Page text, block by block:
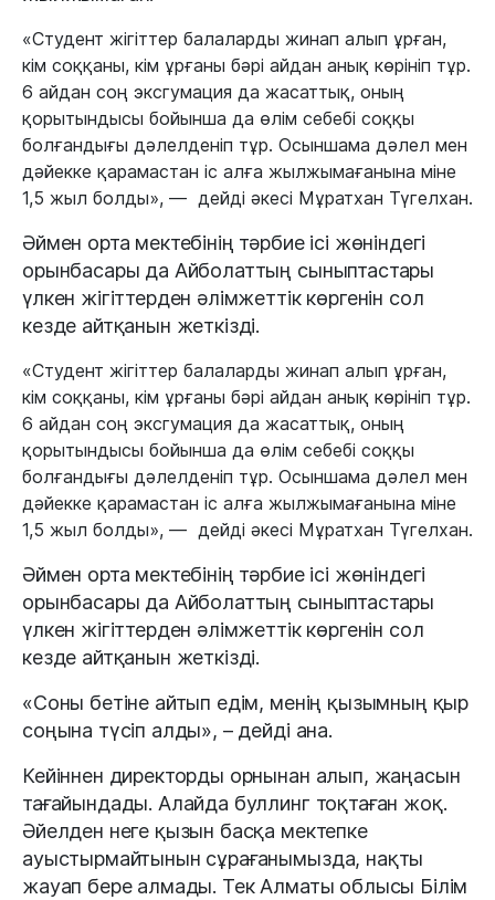
«Студент жігіттер балаларды жинап алып ұрған,
кім соққаны, кім ұрғаны бәрі айдан анық көрініп тұр.
6 айдан соң эксгумация да жасаттық, оның
қорытындысы бойынша да өлім себебі соққы
болғандығы дәлелденіп тұр. Осыншама дәлел мен
дәйекке қарамастан іс алға жылжымағанына міне
1,5 жыл болды», — дейді әкесі Мұратхан Түгелхан.
Әймен орта мектебінің тәрбие ісі жөніндегі
орынбасары да Айболаттың сыныптастары
үлкен жігіттерден әлімжеттік көргенін сол
кезде айтқанын жеткізді.
«Студент жігіттер балаларды жинап алып ұрған,
кім соққаны, кім ұрғаны бәрі айдан анық көрініп тұр.
6 айдан соң эксгумация да жасаттық, оның
қорытындысы бойынша да өлім себебі соққы
болғандығы дәлелденіп тұр. Осыншама дәлел мен
дәйекке қарамастан іс алға жылжымағанына міне
1,5 жыл болды», — дейді әкесі Мұратхан Түгелхан.
Әймен орта мектебінің тәрбие ісі жөніндегі
орынбасары да Айболаттың сыныптастары
үлкен жігіттерден әлімжеттік көргенін сол
кезде айтқанын жеткізді.
«Соны бетіне айтып едім, менің қызымның қыр
соңына түсіп алды», – дейді ана.
Кейіннен директорды орнынан алып, жаңасын
тағайындады. Алайда буллинг тоқтаған жоқ.
Әйелден неге қызын басқа мектепке
ауыстырмайтынын сұрағанымызда, нақты
жауап бере алмады. Тек Алматы облысы Білім